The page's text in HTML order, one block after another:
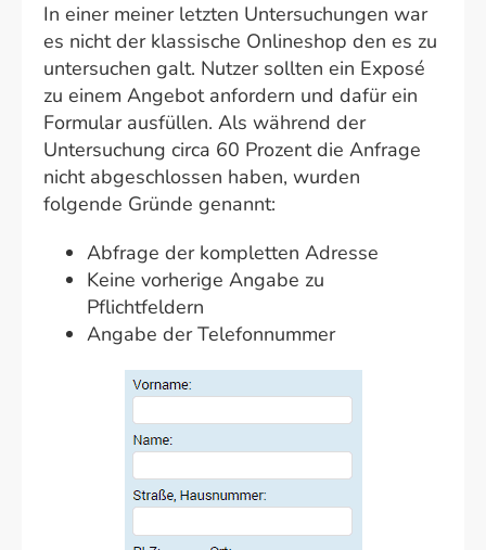
In einer meiner letzten Untersuchungen war
es nicht der klassische Onlineshop den es zu
untersuchen galt. Nutzer sollten ein Exposé
zu einem Angebot anfordern und dafür ein
Formular ausfüllen. Als während der
Untersuchung circa 60 Prozent die Anfrage
nicht abgeschlossen haben, wurden
folgende Gründe genannt:
Abfrage der kompletten Adresse
Keine vorherige Angabe zu
Pflichtfeldern
Angabe der Telefonnummer